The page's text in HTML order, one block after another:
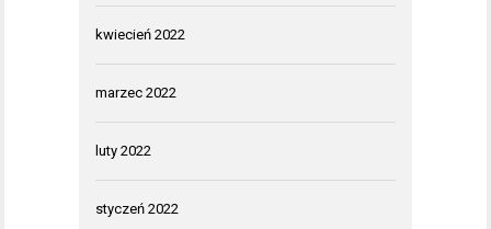
kwiecień 2022
marzec 2022
luty 2022
styczeń 2022